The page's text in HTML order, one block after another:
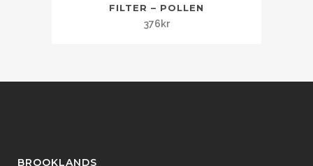
FILTER – POLLEN
376kr
BROOKLANDS